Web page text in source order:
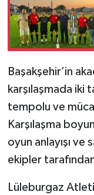
Başakşehir’in
karşılaşmada iki
tempolu ve
Karşılaşma
oyun anlayışı
ekipler
Lüleburgaz